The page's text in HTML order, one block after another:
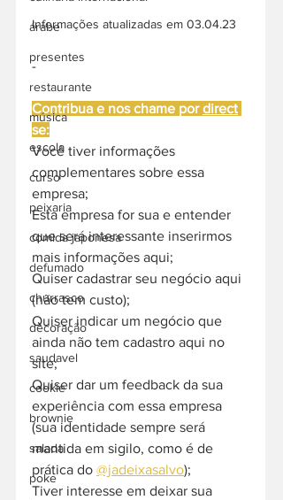
árabe
presentes
restaurante
música
escola
curso
peixaria
comida japonesa
defumado
churrasco
decoração
saudavel
cookie
brownie
salada
poke
Informações atualizadas em 03.04.23
-
Contribua e nos chame por direct
se:
Você tiver informações
complementares sobre essa
empresa;
Esta empresa for sua e entender
que será interessante inserirmos
mais informações aqui;
Quiser cadastrar seu negócio aqui
(não tem custo);
Quiser indicar um negócio que
ainda não tem cadastro aqui no
site;
Quiser dar um feedback da sua
experiência com essa empresa
(sua identidade sempre será
mantida em sigilo, como é de
prática do @jadeixasalvo);
Tiver interesse em deixar sua